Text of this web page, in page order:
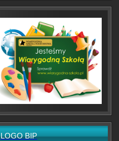
LOGO BIP